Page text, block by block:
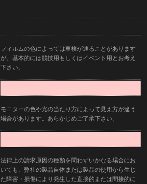
フィルムの色によっては車検が通ることがあります
が、基本的には競技用もしくはイベント用とお考え
下さい。
モニターの色や光の当たり方によって見え方が違う
場合があります。あらかじめご了承下さい。
法律上の請求原因の種類を問わずいかなる場合にお
いても、弊社の製品自体または製品の使用から生じ
た障害・損傷により発生した直接的または間接的に